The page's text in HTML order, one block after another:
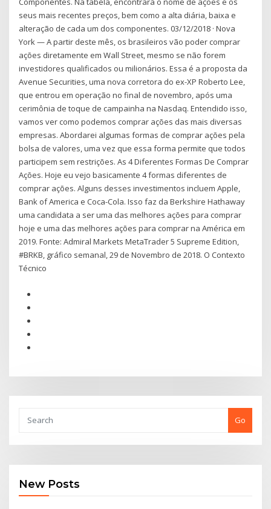
seus mais recentes preços, bem como a alta diária, baixa e
alteração de cada um dos componentes. 03/12/2018 · Nova
York — A partir deste mês, os brasileiros vão poder comprar
ações diretamente em Wall Street, mesmo se não forem
investidores qualificados ou milionários. Essa é a proposta da
Avenue Securities, uma nova corretora do ex-XP Roberto Lee,
que entrou em operação no final de novembro, após uma
cerimônia de toque de campainha na Nasdaq. Entendido isso,
vamos ver como podemos comprar ações das mais diversas
empresas. Abordarei algumas formas de comprar ações pela
bolsa de valores, uma vez que essa forma permite que todos
participem sem restrições. As 4 Diferentes Formas De Comprar
Ações. Hoje eu vejo basicamente 4 formas diferentes de
comprar ações. Alguns desses investimentos incluem Apple,
Bank of America e Coca-Cola. Isso faz da Berkshire Hathaway
uma candidata a ser uma das melhores ações para comprar
hoje e uma das melhores ações para comprar na América em
2019. Fonte: Admiral Markets MetaTrader 5 Supreme Edition,
#BRKB, gráfico semanal, 29 de Novembro de 2018. O Contexto
Técnico
Go
New Posts